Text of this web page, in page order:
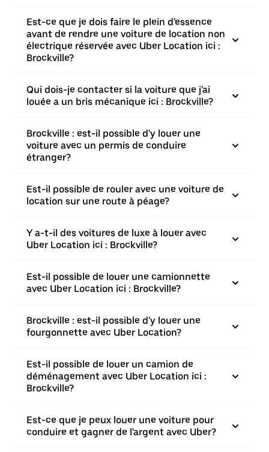
Est-ce que je dois faire le plein d'essence
avant de rendre une voiture de location non
électrique réservée avec Uber Location ici :
Brockville?
Qui dois-je contacter si la voiture que j'ai
louée a un bris mécanique ici : Brockville?
Brockville : est-il possible d'y louer une
voiture avec un permis de conduire
étranger?
Est-il possible de rouler avec une voiture de
location sur une route à péage?
Y a-t-il des voitures de luxe à louer avec
Uber Location ici : Brockville?
Est-il possible de louer une camionnette
avec Uber Location ici : Brockville?
Brockville : est-il possible d'y louer une
fourgonnette avec Uber Location?
Est-il possible de louer un camion de
déménagement avec Uber Location ici :
Brockville?
Est-ce que je peux louer une voiture pour
conduire et gagner de l'argent avec Uber?